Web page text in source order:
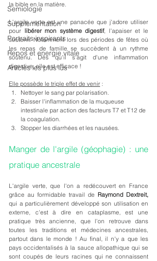
Semiologie
Supplementation
Portraits inspirants
Repos et energie vitale
Articles les plus lus
la bible en la matière.
L'argile verte est une panacée que j'adore utiliser
pour libérer mon système digestif, l'apaiser et le
soutenir. Notamment lors des périodes de fêtes où
les repas de famille se succèdent à un rythme
soutenu. Dès qu'il s'agit d'une inflammation
digestive, elle est efficace !
Elle possède le triple effet de venir :
Nettoyer le sang par polarisation.
Baisser l'inflammation de la muqueuse
intestinale par action des facteurs T7 et T12 de
la coagulation.
Stopper les diarrhées et les nausées.
Manger de l'argile (géophagie) : une
pratique ancestrale
L'argile verte, que l'on a redécouvert en France
grâce au formidable travail de Raymond Dextreit,
qui a particulièrement développé son utilisation en
externe, c'est à dire en cataplasme, est une
pratique très ancienne, que l'on retrouve dans
toutes les traditions et médecines ancestrales,
partout dans le monde ! Au final, il n'y a que les
pays occidentalisés à la sauce allopathique qui se
sont coupés de leurs racines qui ne connaissent